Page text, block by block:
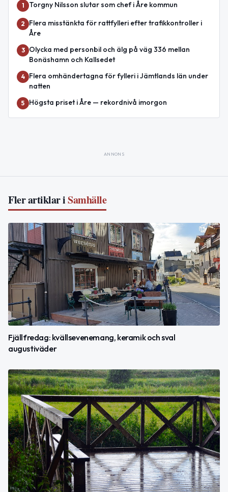
1 Torgny Nilsson slutar som chef i Åre kommun
2
Flera misstänkta för rattfylleri efter trafikkontroller i
Åre
3
Olycka med personbil och älg på väg 336 mellan
Bonäshamn och Kallsedet
4
Flera omhändertagna för fylleri i Jämtlands län under
natten
5 Högsta priset i Åre — rekordnivå imorgon
ANNONS
Fler artiklar iSamhälle
Fjällfredag: kvällsevenemang, keramik och sval
augustiväder